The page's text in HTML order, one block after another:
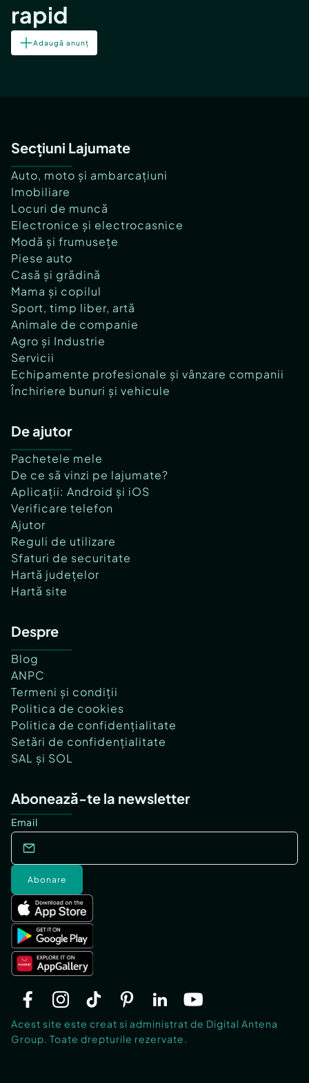
rapid
Adaugă anunț
Secțiuni Lajumate
Auto, moto și ambarcațiuni
Imobiliare
Locuri de muncă
Electronice și electrocasnice
Modă și frumusețe
Piese auto
Casă și grădină
Mama și copilul
Sport, timp liber, artă
Animale de companie
Agro și Industrie
Servicii
Echipamente profesionale și vânzare companii
Închiriere bunuri și vehicule
De ajutor
Pachetele mele
De ce să vinzi pe lajumate?
Aplicații: Android și iOS
Verificare telefon
Ajutor
Reguli de utilizare
Sfaturi de securitate
Hartă județelor
Hartă site
Despre
Blog
ANPC
Termeni și condiții
Politica de cookies
Politica de confidențialitate
Setări de confidențialitate
SAL și SOL
Abonează-te la newsletter
Email
Abonare
Acest site este creat si administrat de Digital Antena
Group. Toate drepturile rezervate.